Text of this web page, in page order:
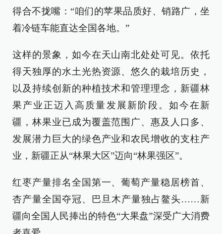
得合不拢嘴：“咱们的苹果品质好、销路广，坐
着冷链车能直达全国各地。”
这样的景象，如今在天山南北处处可见。依托
得天独厚的水土光热资源、悠久的栽培历史，
以及持续创新的种植技术和管理理念，新疆林
果产业正迈入高质量发展新阶段。如今在新
疆，林果业已成为覆盖范围广、惠及人口多、
发展潜力巨大的绿色产业和农民增收的支柱产
业，新疆正从“林果大区”迈向“林果强区”。
红枣产量排名全国第一、葡萄产量稳居榜首、
杏产量全国夺冠、巴旦木产量独占鳌头……新
疆向全国人民捧出的特色“大果盘”深受广大消费